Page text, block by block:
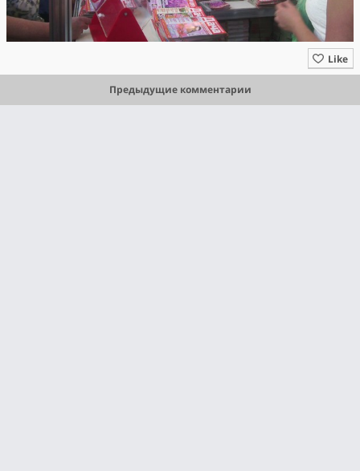
Like
Предыдущие комментарии